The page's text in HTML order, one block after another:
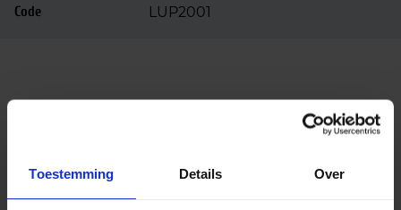
Toestemming Details Over
Code LUP2001
Heb je advies nodig of ben je op zoek naar